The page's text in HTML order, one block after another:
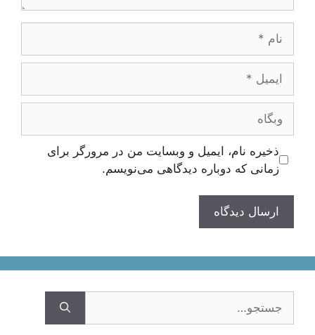
وبگاه
ذخیره نام، ایمیل و وبسایت من در مرورگر برای
زمانی که دوباره دیدگاهی می‌نویسم.